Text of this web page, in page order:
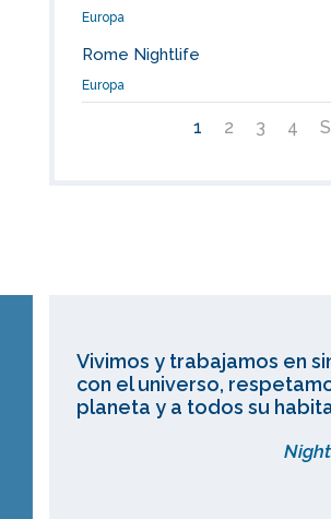
Europa
Rome Nightlife
Europa
1 2 3 4
Vivimos y trabajamos en
con el universo,
planeta y a todos su